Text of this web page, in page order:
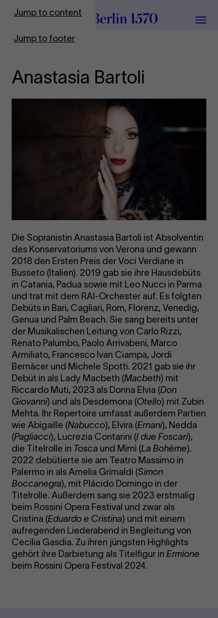
Jump to content
Jump to footer
To Frontpage
Anastasia Bartoli
Die Sopranistin Anastasia Bartoli ist Absolventin
des Konservatoriums von Verona und gewann
2018 den Ersten Preis der Voci Verdiane in
Busseto (Italien). 2019 gab sie ihre Hausdebüts
in Catania, Padua sowie mit Leo Nucci in Parma
und trat mit dem RAI-Orchester auf. Es folgten
Debüts in Bari, Cagliari, Rom, Florenz, Venedig,
Genua und Palm Beach. Sie sang bereits unter
der Musikalischen Leitung von Carlo Rizzi,
Renato Palumbo, Paolo Arrivabeni, Marco
Armiliato, Francesco Ivan Ciampa, Jordi
Bernàcer und Michele Spotti. 2021 gab sie ihr
Debüt in als Lady Macbeth (Macbeth) mit
Riccardo Muti, 2023 als Donna Elvia (Don
Giovanni) und als Desdemona (Otello) mit Zubin
Mehta. Ihr Repertoire umfasst außerdem Partien
wie Abigaille (Nabucco), Elvira (Ernani), Nedda
(Pagliacci), Lucrezia Contarini (I due Foscari),
die Titelrolle in Tosca und Mimì (La Bohème).
2022 debütierte sie am Teatro Massimo in
Palermo in als Amelia Grimaldi (Simon
Boccanegra), mit Plácido Domingo in der
Titelrolle. Außerdem sang sie 2023 erstmalig
beim Rossini Opera Festival und zwar als
Cristina (Eduardo e Cristina) und mit einem
aufregenden Liederabend in Begleitung von
Cecilia Gasdia. Zu ihren jüngsten Highlights
gehört ihre Darbietung als Titelfigur in Ermione
beim Rossini Opera Festival 2024.